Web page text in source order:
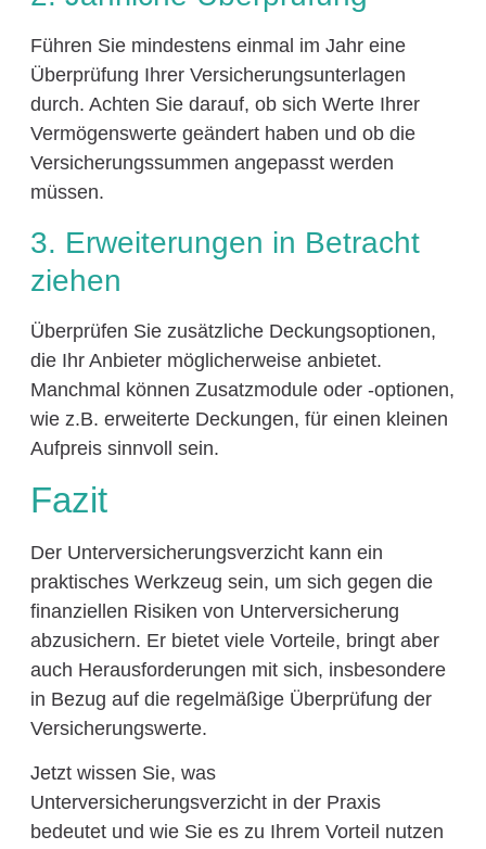
Führen Sie mindestens einmal im Jahr eine
Überprüfung Ihrer Versicherungsunterlagen
durch. Achten Sie darauf, ob sich Werte Ihrer
Vermögenswerte geändert haben und ob die
Versicherungssummen angepasst werden
müssen.
3. Erweiterungen in Betracht
ziehen
Überprüfen Sie zusätzliche Deckungsoptionen,
die Ihr Anbieter möglicherweise anbietet.
Manchmal können Zusatzmodule oder -optionen,
wie z.B. erweiterte Deckungen, für einen kleinen
Aufpreis sinnvoll sein.
Fazit
Der Unterversicherungsverzicht kann ein
praktisches Werkzeug sein, um sich gegen die
finanziellen Risiken von Unterversicherung
abzusichern. Er bietet viele Vorteile, bringt aber
auch Herausforderungen mit sich, insbesondere
in Bezug auf die regelmäßige Überprüfung der
Versicherungswerte.
Jetzt wissen Sie, was
Unterversicherungsverzicht in der Praxis
bedeutet und wie Sie es zu Ihrem Vorteil nutzen